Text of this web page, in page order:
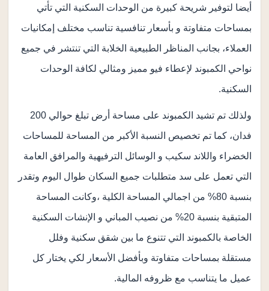
أيضا لتوفير شريحة كبيرة من الوحدات السكنية التي تأتي
بمساحات متفاوتة و بأسعار تنافسية تناسب مختلف إمكانيات
العملاء، بجانب المناظر الطبيعية الخلابة التي تنتشر في جميع
نواحي الكمبوند لإعطاء فيو مميز ومثالي لكافة الوحدات
السكنية.
ولذلك تم تشيد الكمبوند على مساحة أرض تبلغ حوالي 200
فدان، كما تم تخصيص النسبة الأكبر من المساحة للمساحات
الخضراء واللاند سكيب و الوسائل الترفيهية والمرافق العامة
التي تعمل على سد متطلبات جميع السكان طوال اليوم وتقدر
بنسبة 80% من اجمالي المساحة الكلية ،وكانت المساحة
المتبقية بنسبة 20% من نصيب المباني و الإنشات السكنية
الخاصة بالكمبوند التي تتنوع ما بين شقق سكنية وفلل
مستقلة بمساحات متفاوتة وبأفضل الأسعار لكي يختار كل
عميل ما يتناسب مع ظروفه المالية.